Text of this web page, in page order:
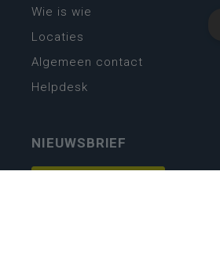
Wie is wie
Locaties
Algemeen contact
Helpdesk
NIEUWSBRIEF